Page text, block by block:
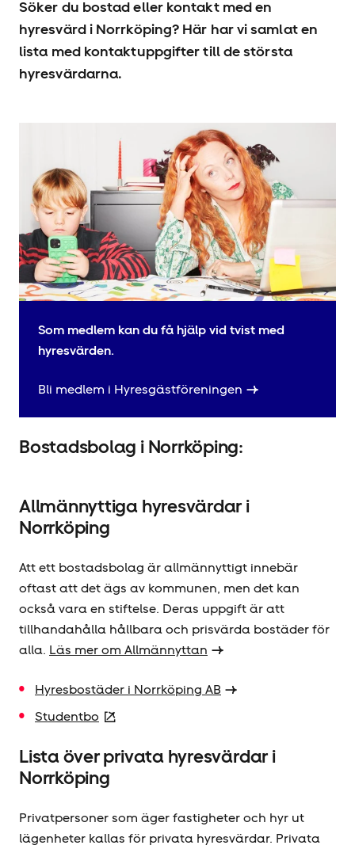
Söker du bostad eller kontakt med en
hyresvärd i Norrköping? Här har vi samlat en
lista med kontaktuppgifter till de största
hyresvärdarna.
Som medlem kan du få hjälp vid tvist med
hyresvärden.
Bli medlem i Hyresgäst­föreningen
Bostadsbolag i Norrköping:
Allmännyttiga hyresvärdar i
Norrköping
Att ett bostadsbolag är allmännyttigt innebär
oftast att det ägs av kommunen, men det kan
också vara en stiftelse. Deras uppgift är att
tillhandahålla hållbara och prisvärda bostäder för
alla. Läs mer om Allmännyttan
Hyresbostäder i Norrköping AB
Studentbo
Lista över privata hyresvärdar i
Norrköping
Privatpersoner som äger fastigheter och hyr ut
lägenheter kallas för privata hyresvärdar. Privata